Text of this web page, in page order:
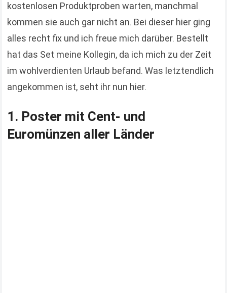
kostenlosen Produktproben warten, manchmal
kommen sie auch gar nicht an. Bei dieser hier ging
alles recht fix und ich freue mich darüber. Bestellt
hat das Set meine Kollegin, da ich mich zu der Zeit
im wohlverdienten Urlaub befand. Was letztendlich
angekommen ist, seht ihr nun hier.
1. Poster mit Cent- und
Euromünzen aller Länder